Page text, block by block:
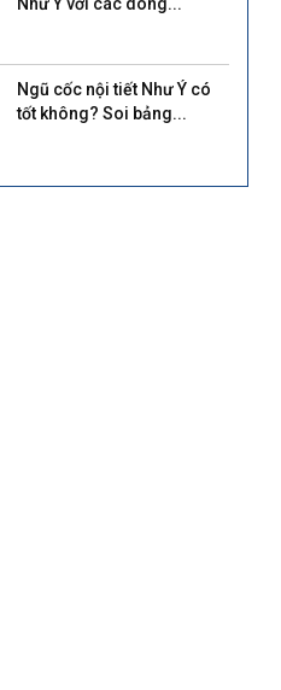
Ngũ cốc nội tiết Như Ý có
tốt không? Soi bảng...